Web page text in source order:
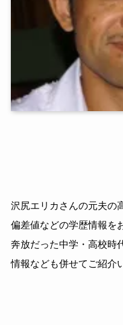
沢尻エリカさんの元夫の
偏差値などの学歴情報を
奔放だった中学・高校時
情報なども併せてご紹介